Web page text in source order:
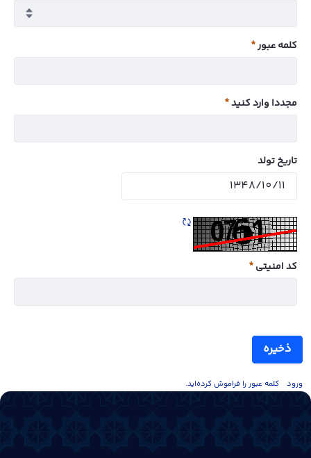
کلمه عبور
ضروری
مجددا وارد کنید
ضروری
تاریخ تولد
کد امنیتی
ضروری
ذخیره
ورود کلمه عبور را فراموش کرده‌اید.